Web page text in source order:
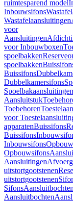
ruimtesparend model
Inbouwsifons
Wastafelaansluitingen
voor
Aansluitingen
voor Inbouwboxen
spoelbakken
spoelbakken
Buissifons
Dubbelkamersifons
Spoelbakaansluitingen
Aansluitstuk
Toebehoren
voor
apparatenBuissifons
Buissifons
Inbouwsifons
Opbouwsifons
Aansluitingen
uitstortgootstenen
uitstortgootstenen
SifonsAansluitbochten
Aansluitbochten